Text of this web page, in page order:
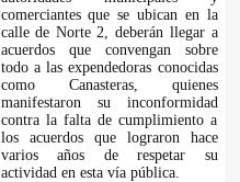
comerciantes que se ubican en la
calle de Norte 2, deberán llegar a
acuerdos que convengan sobre
todo a las expendedoras conocidas
como Canasteras, quienes
manifestaron su inconformidad
contra la falta de cumplimiento a
los acuerdos que lograron hace
varios años de respetar su
actividad en esta vía pública.